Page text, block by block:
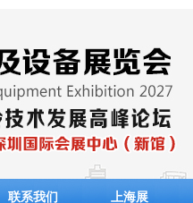
联系我们 上海展